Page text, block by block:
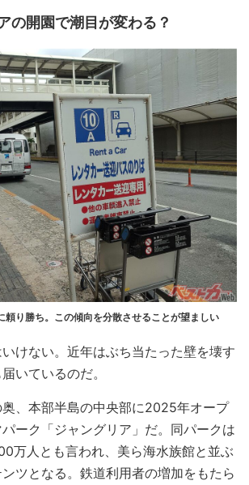
の開園で潮目が変わる？
頼り勝ち。この傾向を分散させることが望ましい
けない。近年はぶち当たった壁を壊す
いているのだ。
、本部半島の中央部に2025年オープ
ーク「ジャングリア」だ。同パークは
万人とも言われ、美ら海水族館と並ぶ
ツとなる。鉄道利用者の増加をもたら